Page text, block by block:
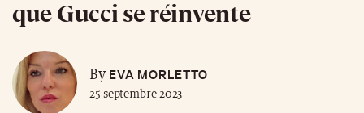
que Gucci se réinvente
ByEVA MORLETTO
25 septembre 2023